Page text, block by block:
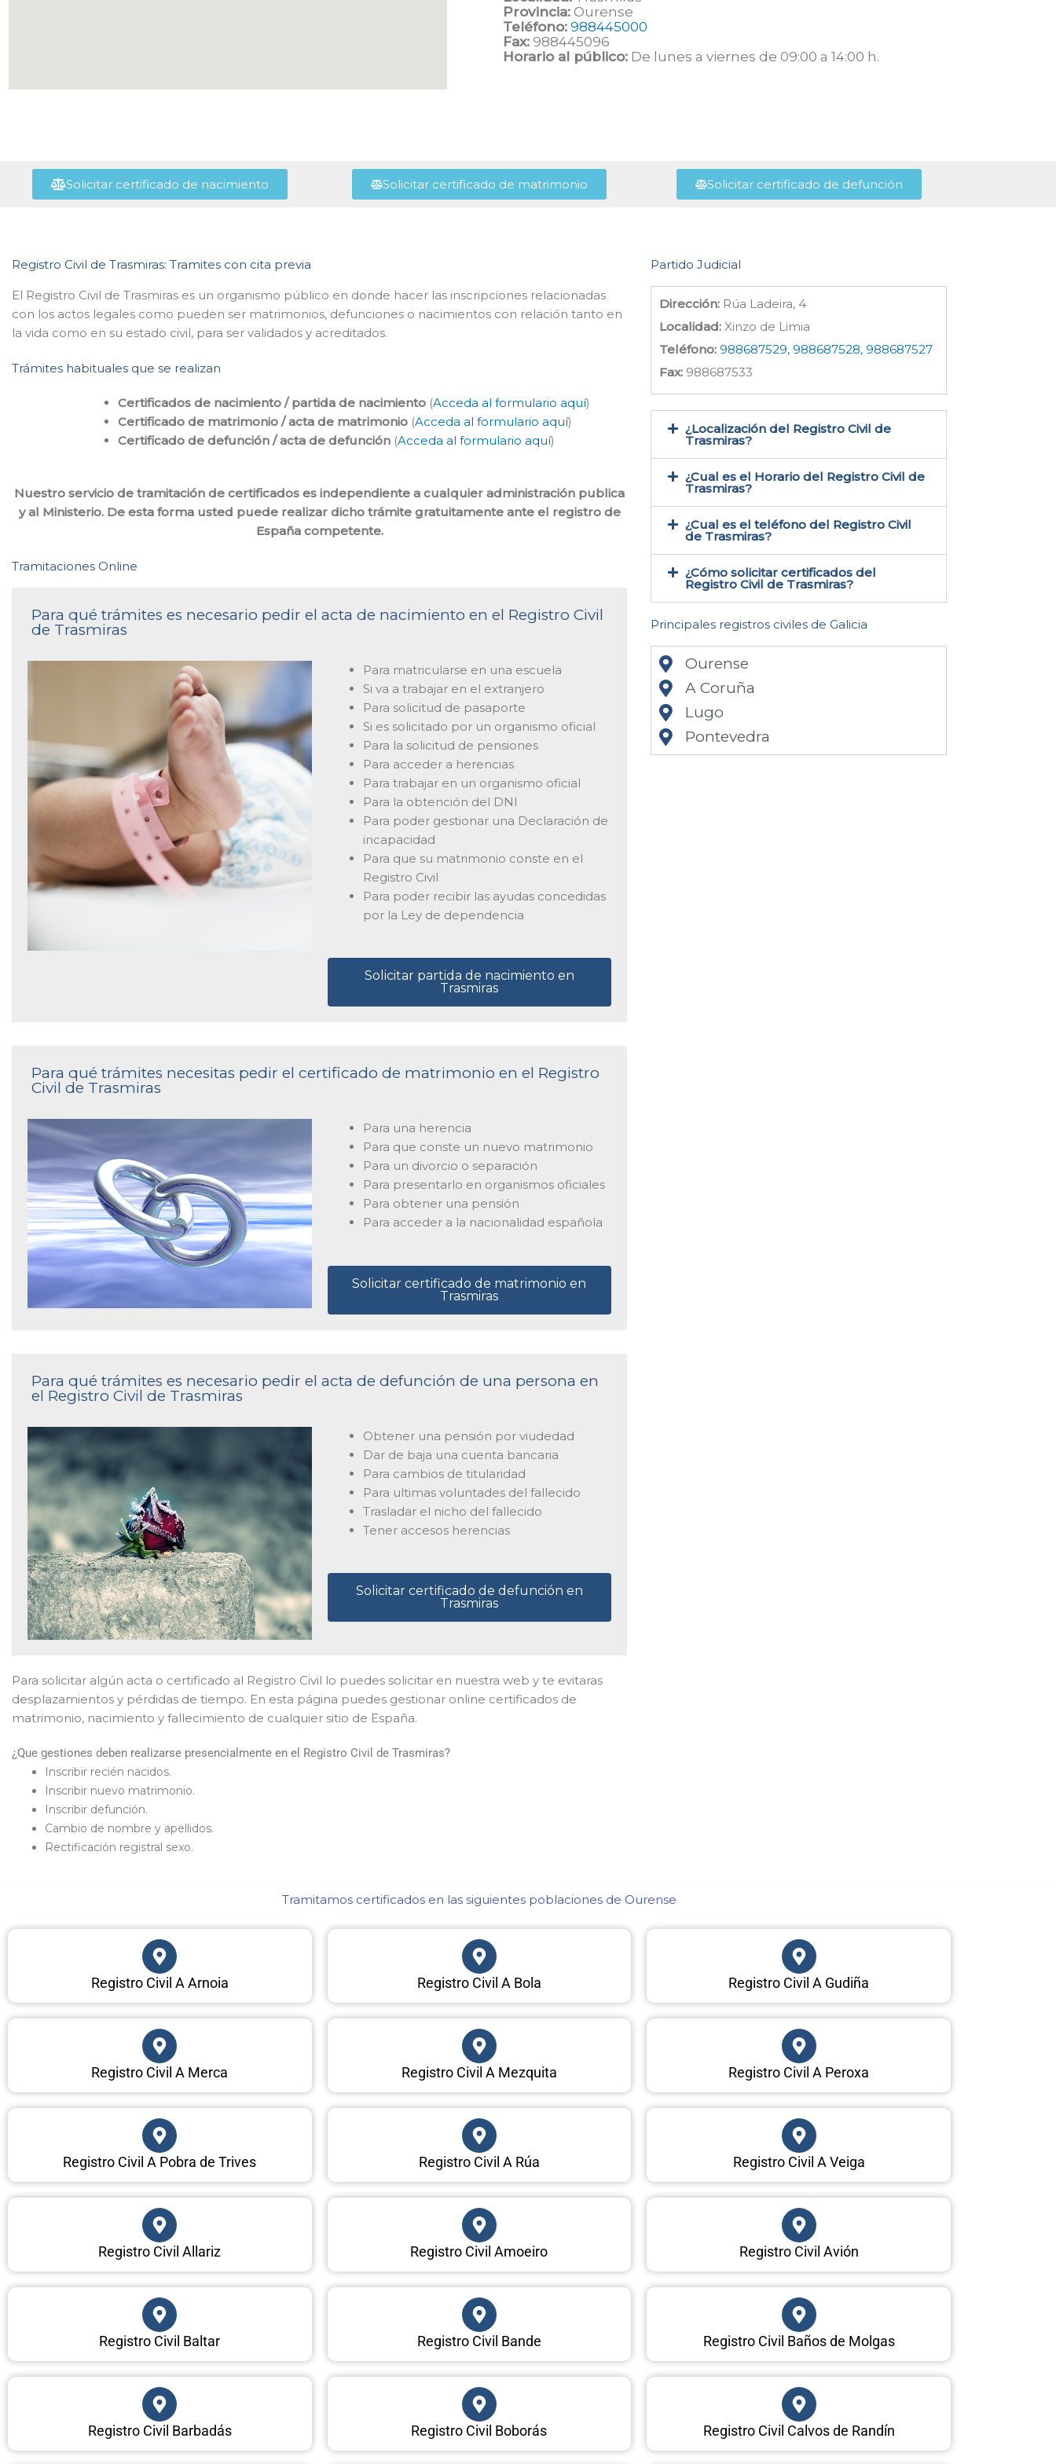
Provincia: Ourense
Teléfono: 988445000
Fax: 988445096
Horario al público: De lunes a viernes de 09:00 a 14:00 h.
Solicitar certificado de nacimiento Solicitar certificado de matrimonio Solicitar certificado de defunción
Registro Civil de Trasmiras: Tramites con cita previa
El Registro Civil de Trasmiras es un organismo público en donde hacer las inscripciones relacionadas
con los actos legales como pueden ser matrimonios, defunciones o nacimientos con relación tanto en
la vida como en su estado civil, para ser validados y acreditados.
Trámites habituales que se realizan
Certificados de nacimiento / partida de nacimiento (Acceda al formulario aquí)
Certificado de matrimonio / acta de matrimonio (Acceda al formulario aquí)
Certificado de defunción / acta de defunción (Acceda al formulario aquí)
Nuestro servicio de tramitación de certificados es independiente a cualquier administración publica
y al Ministerio. De esta forma usted puede realizar dicho trámite gratuitamente ante el registro de
España competente.
Tramitaciones Online
Para qué trámites es necesario pedir el acta de nacimiento en el Registro Civil
de Trasmiras
Para matricularse en una escuela
Si va a trabajar en el extranjero
Para solicitud de pasaporte
Si es solicitado por un organismo oficial
Para la solicitud de pensiones
Para acceder a herencias
Para trabajar en un organismo oficial
Para la obtención del DNI
Para poder gestionar una Declaración de
incapacidad
Para que su matrimonio conste en el
Registro Civil
Para poder recibir las ayudas concedidas
por la Ley de dependencia
Solicitar partida de nacimiento en
Trasmiras
Para qué trámites necesitas pedir el certificado de matrimonio en el Registro
Civil de Trasmiras
Para una herencia
Para que conste un nuevo matrimonio
Para un divorcio o separación
Para presentarlo en organismos oficiales
Para obtener una pensión
Para acceder a la nacionalidad española
Solicitar certificado de matrimonio en
Trasmiras
Para qué trámites es necesario pedir el acta de defunción de una persona en
el Registro Civil de Trasmiras
Obtener una pensión por viudedad
Dar de baja una cuenta bancaria
Para cambios de titularidad
Para ultimas voluntades del fallecido
Trasladar el nicho del fallecido
Tener accesos herencias
Solicitar certificado de defunción en
Trasmiras
Para solicitar algún acta o certificado al Registro Civil lo puedes solicitar en nuestra web y te evitaras
desplazamientos y pérdidas de tiempo. En esta página puedes gestionar online certificados de
matrimonio, nacimiento y fallecimiento de cualquier sitio de España.
¿Que gestiones deben realizarse presencialmente en el Registro Civil de Trasmiras?
Inscribir recién nacidos.
Inscribir nuevo matrimonio.
Inscribir defunción.
Cambio de nombre y apellidos.
Rectificación registral sexo.
Partido Judicial
Dirección: Rúa Ladeira, 4
Localidad: Xinzo de Limia
Teléfono: 988687529, 988687528, 988687527
Fax: 988687533
¿Localización del Registro Civil de
Trasmiras​?
¿Cual es el Horario del Registro Civil de
Trasmiras?
¿Cual es el teléfono del Registro Civil
de Trasmiras​?
¿Cómo solicitar certificados del
Registro Civil de Trasmiras​?
Principales registros civiles de Galicia
Ourense
A Coruña
Lugo
Pontevedra
Tramitamos certificados en las siguientes poblaciones de Ourense​
Registro Civil A Arnoia Registro Civil A Bola Registro Civil A Gudiña
Registro Civil A Merca Registro Civil A Mezquita Registro Civil A Peroxa
Registro Civil A Pobra de Trives Registro Civil A Rúa Registro Civil A Veiga
Registro Civil Allariz Registro Civil Amoeiro Registro Civil Avión
Registro Civil Baltar Registro Civil Bande Registro Civil Baños de Molgas
Registro Civil Barbadás Registro Civil Boborás Registro Civil Calvos de Randín